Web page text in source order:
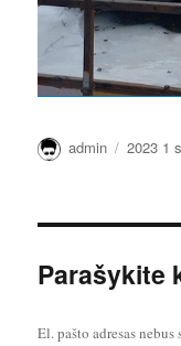
Autorius
admin 2023 1
Parašykite
El. pašto adresas nebus